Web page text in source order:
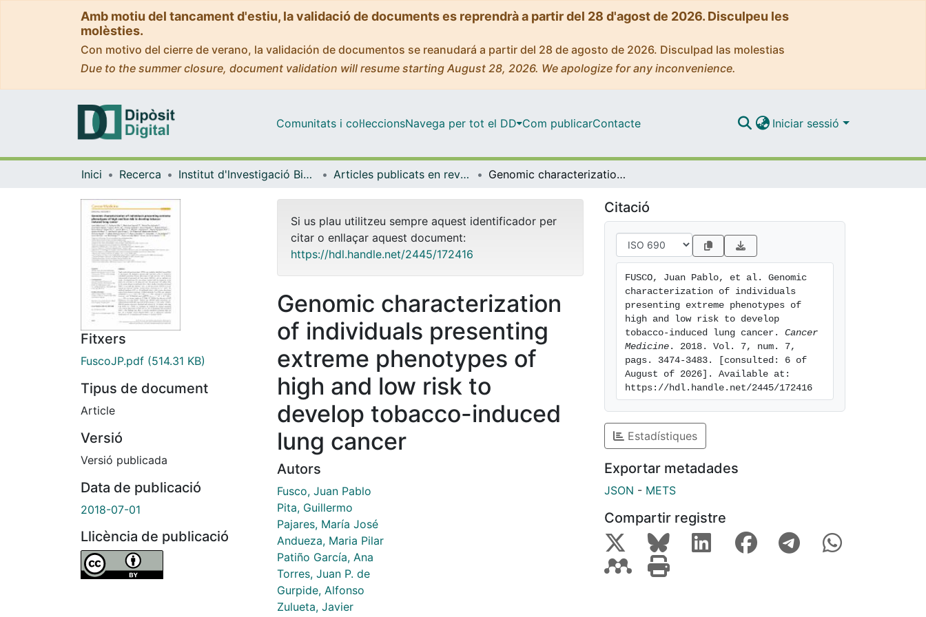
Amb motiu del tancament d'estiu, la validació de documents es reprendrà a partir del 28 d'agost de 2026. Disculpeu les
molèsties.
Con motivo del cierre de verano, la validación de documentos se reanudará a partir del 28 de agosto de 2026. Disculpad las molestias
Due to the summer closure, document validation will resume starting August 28, 2026. We apologize for any inconvenience.
Comunitats i col·leccionsNavega per tot el DD Com publicarContacte Iniciar sessió
Inici Recerca Institut d'lnvestigació Biomèdica de Bellvitge (IDIBELL) Articles publicats en revistes (Institut d'lnvestigació Biomèdica de Bellvitge (IDIBELL)) Genomic characterization of individuals presenting extreme phenotypes of high and low risk to develop tobacco-induced lung cancer
Fitxers
FuscoJP.pdf (514.31 KB)
Tipus de document
Article
Versió
Versió publicada
Data de publicació
2018-07-01
Llicència de publicació
Si us plau utilitzeu sempre aquest identificador per
citar o enllaçar aquest document:
https://hdl.handle.net/2445/172416
Genomic characterization
of individuals presenting
extreme phenotypes of
high and low risk to
develop tobacco-induced
lung cancer
Autors
Fusco, Juan Pablo
Pita, Guillermo
Pajares, María José
Andueza, Maria Pilar
Patiño García, Ana
Torres, Juan P. de
Gurpide, Alfonso
Zulueta, Javier
Citació
FUSCO, Juan Pablo, et al. Genomic
characterization of individuals
presenting extreme phenotypes of
high and low risk to develop
tobacco-induced lung cancer. Cancer
Medicine . 2018. Vol. 7, num. 7,
pags. 3474-3483. [consulted: 6 of
August of 2026]. Available at:
https://hdl.handle.net/2445/172416
Estadístiques
Exportar metadades
JSON - METS
Compartir registre